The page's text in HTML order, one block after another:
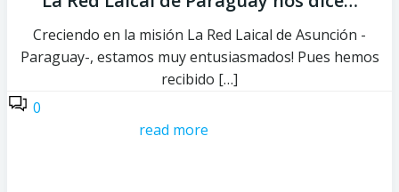
Creciendo en la misión La Red Laical de Asunción -
Paraguay-, estamos muy entusiasmados! Pues hemos
recibido […]
0
read more